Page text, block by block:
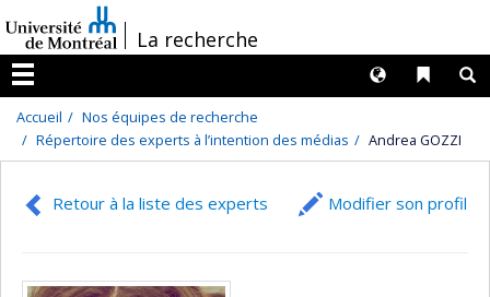
au
contenu
/La recherche
Menu
Liens
Langues
Accueil
Nos équipes de recherche
Répertoire des experts à l’intention des médias
Andrea GOZZI
Retour à la liste des experts Modifier son profil